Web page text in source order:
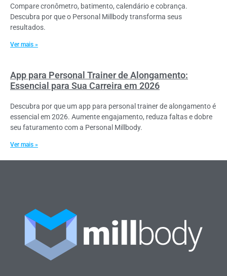
Compare cronômetro, batimento, calendário e cobrança.
Descubra por que o Personal Millbody transforma seus
resultados.
Ver mais »
App para Personal Trainer de Alongamento:
Essencial para Sua Carreira em 2026
Descubra por que um app para personal trainer de alongamento é
essencial em 2026. Aumente engajamento, reduza faltas e dobre
seu faturamento com a Personal Millbody.
Ver mais »